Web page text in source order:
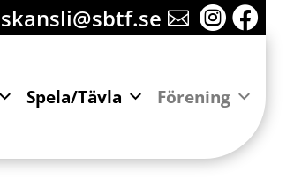


Spela/Tävla Förening